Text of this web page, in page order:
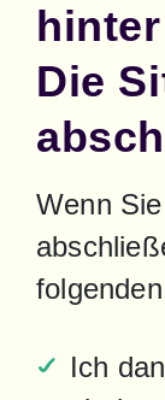
Die
Wenn
Ich